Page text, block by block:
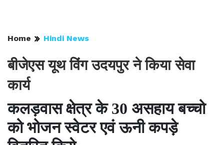
Home Hindi News
बीजेएस यूथ विंग उदयपुर ने किया सेवा
कार्य
कलड़वास क्षेत्र के 30 असहाय बच्चो
को भोजन स्वेटर एवं ऊनी कपड़े